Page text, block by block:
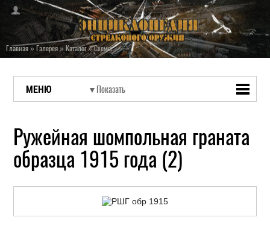
Главная»Галерея»Каталог»Схемы
МЕНЮ
Ружейная шомпольная граната
образца 1915 года (2)